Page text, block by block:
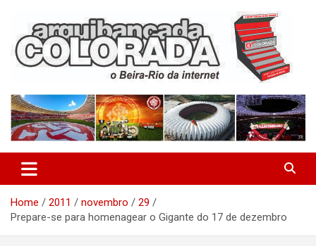
content
Arquibancada Colorada
Home 2011 novembro
29
Prepare-se para homenagear o Gigante do 17 de dezembro